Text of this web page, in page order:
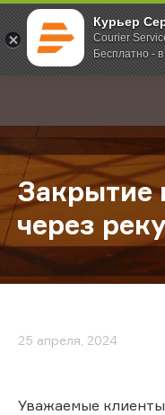
Курьер
Courier
Бесплатно -
; Главная О компании
Закрытие
через
25 апреля, 2024
Уважаемые